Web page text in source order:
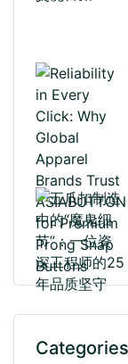
Categories